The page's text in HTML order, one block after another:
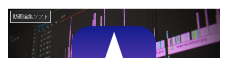
動画編集ソフト